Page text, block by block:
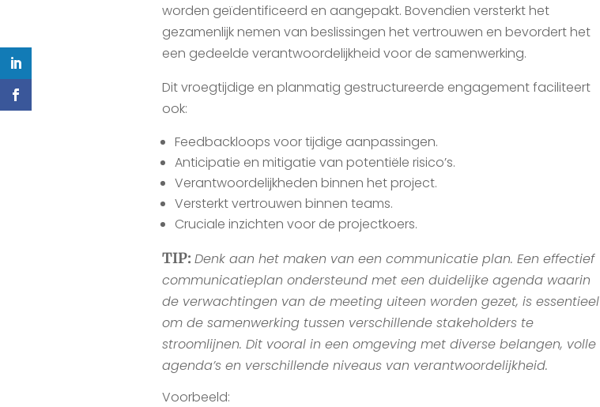
worden geïdentificeerd en aangepakt. Bovendien versterkt het
gezamenlijk nemen van beslissingen het vertrouwen en bevordert het
een gedeelde verantwoordelijkheid voor de samenwerking.
Dit vroegtijdige en planmatig gestructureerde engagement faciliteert
ook:
Feedbackloops voor tijdige aanpassingen.
Anticipatie en mitigatie van potentiële risico’s.
Verantwoordelijkheden binnen het project.
Versterkt vertrouwen binnen teams.
Cruciale inzichten voor de projectkoers.
TIP: Denk aan het maken van een communicatie plan. Een effectief
communicatieplan ondersteund met een duidelijke agenda waarin
de verwachtingen van de meeting uiteen worden gezet, is essentieel
om de samenwerking tussen verschillende stakeholders te
stroomlijnen. Dit vooral in een omgeving met diverse belangen, volle
agenda’s en verschillende niveaus van verantwoordelijkheid.
Voorbeeld: